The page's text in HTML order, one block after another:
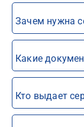
Зачем нужна
Какие
Кто выдает